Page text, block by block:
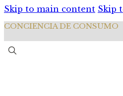
Skip to main content Skip
CONCIENCIA DE CONSUMO